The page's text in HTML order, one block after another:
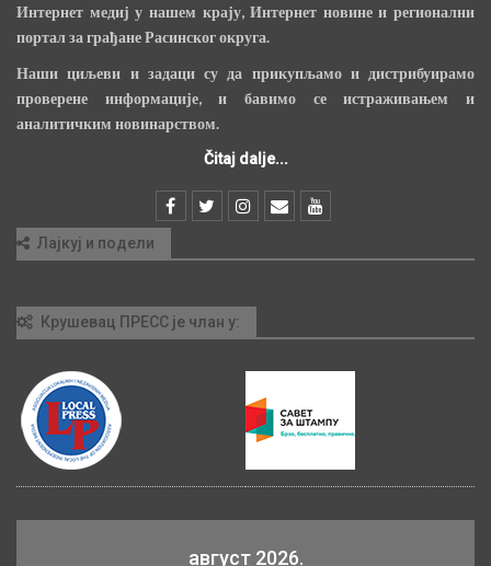
Интернет медиј у нашем крају, Интернет новине и регионални
портал за грађане Расинског округа.
Наши циљеви и задаци су да прикупљамо и дистрибуирамо
проверене информације, и бавимо се истраживањем и
аналитичким новинарством.
Čitaj dalje...
Лајкуј и подели
Крушевац ПРЕСС је члан у:
август 2026.